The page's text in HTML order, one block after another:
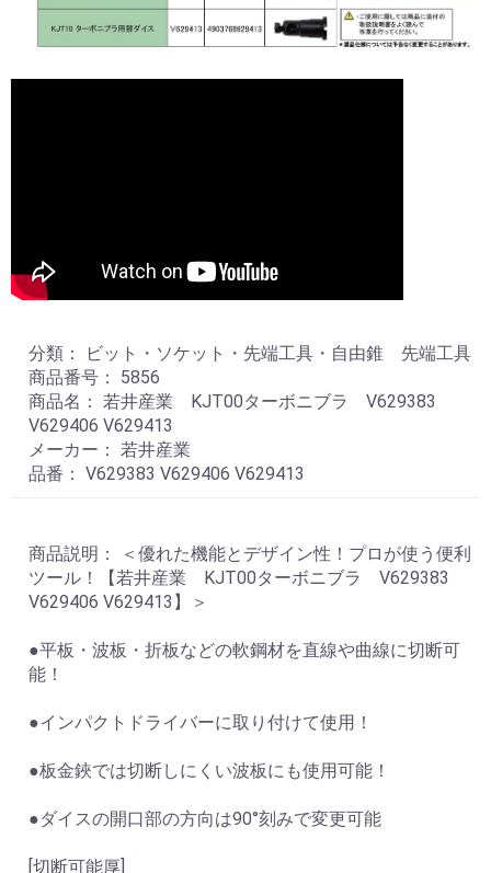
分類： ビット・ソケット・先端工具・自由錐 先端工具
商品番号： 5856
商品名： 若井産業 KJT00ターボニブラ V629383
V629406 V629413
メーカー： 若井産業
品番： V629383 V629406 V629413
商品説明： ＜優れた機能とデザイン性！プロが使う便利
ツール！【若井産業 KJT00ターボニブラ V629383
V629406 V629413】＞
●平板・波板・折板などの軟鋼材を直線や曲線に切断可
能！
●インパクトドライバーに取り付けて使用！
●板金鋏では切断しにくい波板にも使用可能！
●ダイスの開口部の方向は90°刻みで変更可能
[切断可能厚]